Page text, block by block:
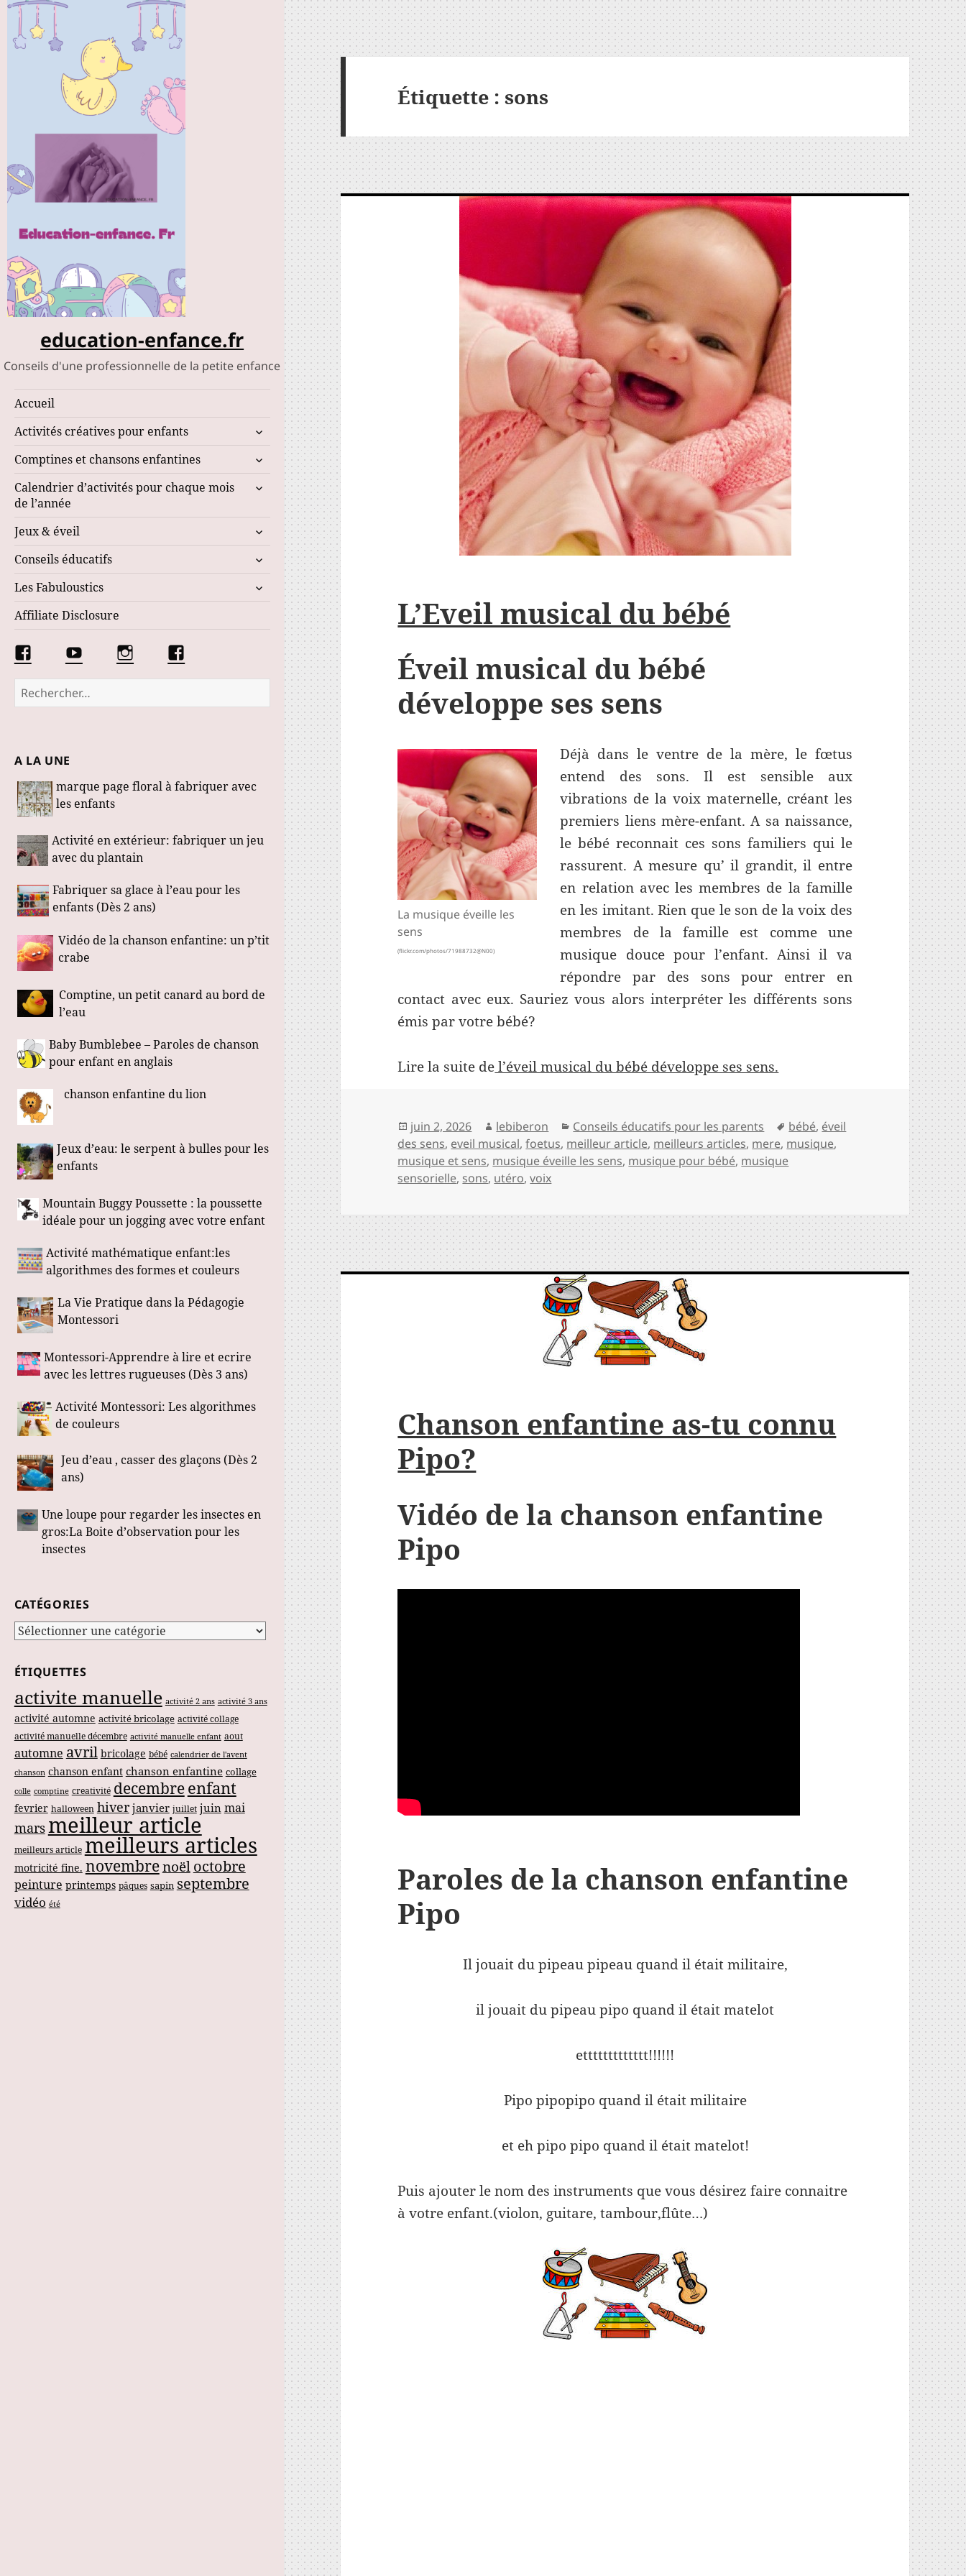
education-enfance.fr
Conseils d'une professionnelle de la petite enfance
Accueil
Activités créatives pour enfants
ouvrir
sous-
Comptines et chansons enfantines
ouvrir
sous-
Calendrier d’activités pour chaque mois
de l’année
ouvrir
menu
Jeux & éveil
ouvrir
sous-
Conseils éducatifs
ouvrir
sous-
Les Fabuloustics
ouvrir
Affiliate Disclosure
Facebook
Les
Fabuloustics
Conseils
d’une
éducatrice
de
Éduquer
les
petits
La
communauté
Marmotille
Rechercher :
A LA UNE
marque page floral à fabriquer avec
les enfants
Activité en extérieur: fabriquer un jeu
avec du plantain
Fabriquer sa glace à l’eau pour les
enfants (Dès 2 ans)
Vidéo de la chanson enfantine: un p’tit
crabe
Comptine, un petit canard au bord de
l’eau
Baby Bumblebee – Paroles de chanson
pour enfant en anglais
chanson enfantine du lion
Jeux d’eau: le serpent à bulles pour les
enfants
Mountain Buggy Poussette : la poussette
idéale pour un jogging avec votre enfant
Activité mathématique enfant:les
algorithmes des formes et couleurs
La Vie Pratique dans la Pédagogie
Montessori
Montessori-Apprendre à lire et ecrire
avec les lettres rugueuses (Dès 3 ans)
Activité Montessori: Les algorithmes
de couleurs
Jeu d’eau , casser des glaçons (Dès 2
ans)
Une loupe pour regarder les insectes en
gros:La Boite d’observation pour les
insectes
CATÉGORIES
Catégories
ÉTIQUETTES
activite manuelle activité 2 ans activité 3 ans
activité automne activité bricolage activité collage
activité manuelle décembre activité manuelle enfant aout
automne avril bricolage bébé calendrier de l'avent
chanson chanson enfant chanson enfantine collage
colle comptine creativité decembreenfant
fevrier halloween hiver janvier juillet juin mai
marsmeilleur article
meilleurs article meilleurs articles
motricité fine. novembrenoëloctobre
peinture printemps pâques sapin septembre
vidéo été
Étiquette :sons
L’Eveil musical du bébé
Éveil musical du bébé
développe ses sens
La musique éveille les
sens
(flickr.com/photos/71988732@N00)
Déjà dans le ventre de la mère, le fœtus
entend des sons. Il est sensible aux
vibrations de la voix maternelle, créant les
premiers liens mère-enfant. A sa naissance,
le bébé reconnait ces sons familiers qui le
rassurent. A mesure qu’ il grandit, il entre
en relation avec les membres de la famille
en les imitant. Rien que le son de la voix des
membres de la famille est comme une
musique douce pour l’enfant. Ainsi il va
répondre par des sons pour entrer en
contact avec eux. Sauriez vous alors interpréter les différents sons
émis par votre bébé?
Lire la suite del’éveil musical du bébé développe ses sens.
Publié
le
juin 2, 2026 Auteur
lebiberon Catégories
Conseils éducatifs pour les parents
Mots-
clés
bébé, éveil
des sens, eveil musical,foetus, meilleur article, meilleurs articles, mere, musique,
musique et sens, musique éveille les sens, musique pour bébé, musique
sensorielle, sons, utéro,voix
Chanson enfantine as-tu connu
Pipo?
Vidéo de la chanson enfantine
Pipo
Paroles de la chanson enfantine
Pipo
Il jouait du pipeau pipeau quand il était militaire,
il jouait du pipeau pipo quand il était matelot
ettttttttttttt!!!!!!
Pipo pipopipo quand il était militaire
et eh pipo pipo quand il était matelot!
Puis ajouter le nom des instruments que vous désirez faire connaitre
à votre enfant.(violon, guitare, tambour,flûte…)